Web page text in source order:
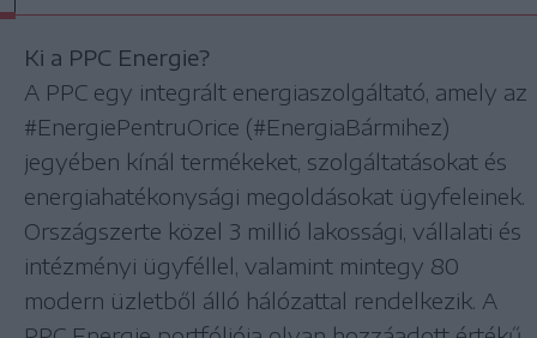
Ki a PPC Energie?
A PPC egy integrált energiaszolgáltató, amely az
#EnergiePentruOrice (#EnergiaBármihez)
jegyében kínál termékeket, szolgáltatásokat és
energiahatékonysági megoldásokat ügyfeleinek.
Országszerte közel 3 millió lakossági, vállalati és
intézményi ügyféllel, valamint mintegy 80
modern üzletből álló hálózattal rendelkezik. A